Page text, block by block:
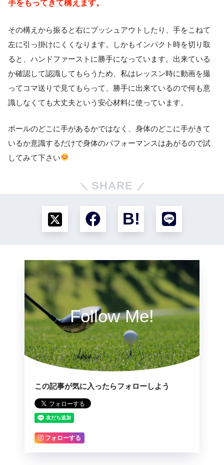
手をもってきて構えます。
その構えから振ると右にプッシュアウトしたり、手をこねて
左に引っ掛けにくくなります。しかもインパクト時を切り取
ると、ハンドファーストに勝手になっています。出来ている
か確認して認識してもらうため、私はレッスン時に動画を撮
ってコマ送りで見てもらって、勝手に出来ているので何も意
識しなくても大丈夫という安心材料に使っています。
ボールのどこに手があるかではなく、身体のどこに手がきて
いるか意識するだけで身体のパフォーマンスはあがるので試
してみて下さい
SHARE
Follow Me!
この記事が気に入ったらフォローしよう
フォローする